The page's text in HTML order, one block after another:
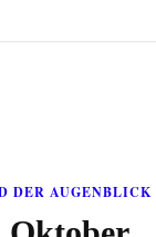
DER AUGENBLICK